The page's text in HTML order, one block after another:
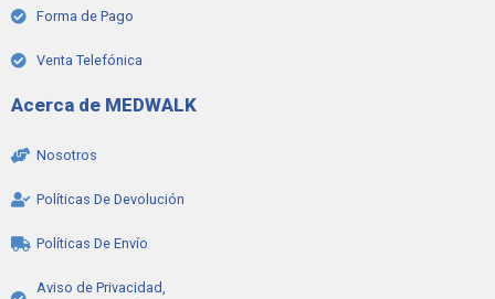
Forma de Pago
Venta Telefónica
Acerca de MEDWALK
Nosotros
Políticas De Devolución
Políticas De Envío
Aviso de Privacidad,